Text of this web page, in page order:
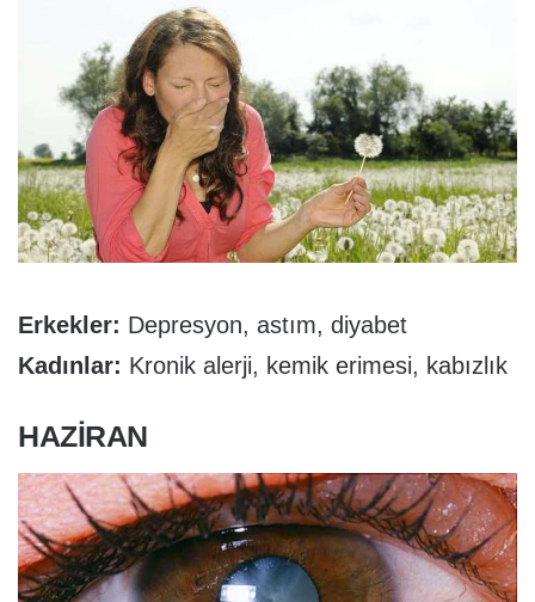
Erkekler: Depresyon, astım, diyabet
Kadınlar: Kronik alerji, kemik erimesi, kabızlık
HAZIRAN